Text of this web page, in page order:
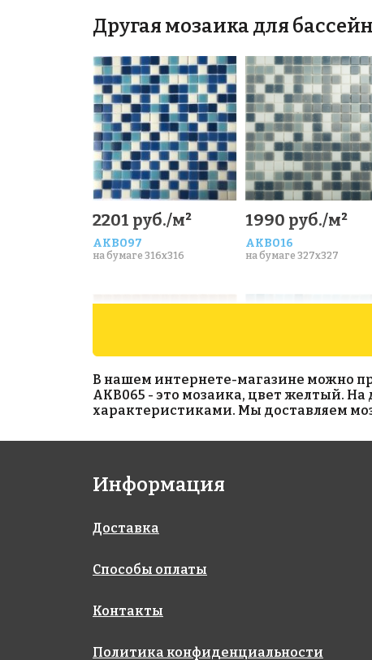
Другая мозаика для
2201 руб./м²
AKB097
на бумаге 316x316
1990 руб./м²
AKB016
на бумаге 327x327
AKB073
на бумаге 327x327
В нашем интернете-магазине можно
AKB065 - это мозаика, цвет желтый.
характеристиками. Мы доставляем
Информация
Доставка
Способы оплаты
Контакты
Политика конфиденциальности